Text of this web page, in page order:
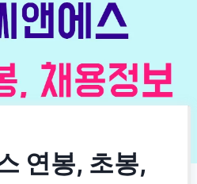
연봉, 초봉,